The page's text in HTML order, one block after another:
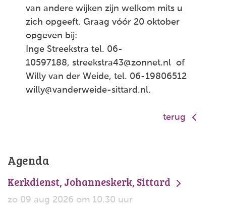
van andere wijken zijn welkom mits u
zich opgeeft. Graag vóór 20 oktober
opgeven bij:
Inge Streekstra tel. 06-
10597188, streekstra43@zonnet.nl of
Willy van der Weide, tel. 06-19806512
willy@vanderweide-sittard.nl.
terug
Agenda
Kerkdienst, Johanneskerk, Sittard
zo 09 aug 2026 om 10.30 uur